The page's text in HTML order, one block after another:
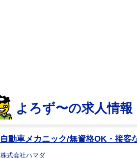
よろず〜の求人情報
自動車メカニック/無資格OK・接客
株式会社ハマダ